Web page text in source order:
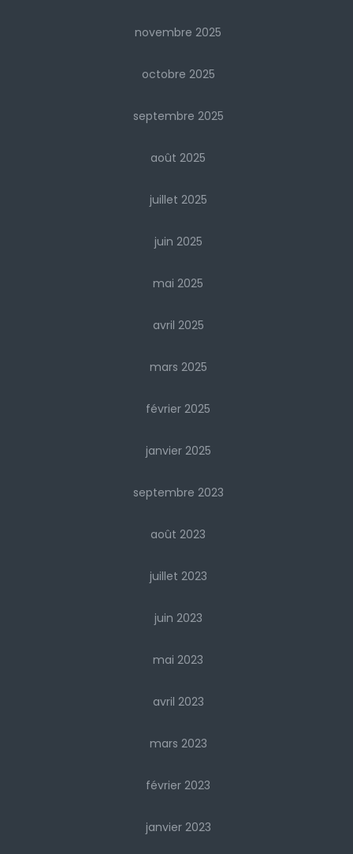
novembre 2025
octobre 2025
septembre 2025
août 2025
juillet 2025
juin 2025
mai 2025
avril 2025
mars 2025
février 2025
janvier 2025
septembre 2023
août 2023
juillet 2023
juin 2023
mai 2023
avril 2023
mars 2023
février 2023
janvier 2023